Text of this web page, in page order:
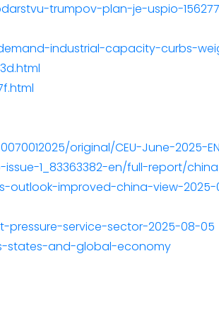
trumpov-plan-je-uspio-
industrial-capacity-curbs-
original/CEU-June-2025-
1_83363382-en/full-report/
outlook-improved-china-view-
service-sector-2025-08-05
states-and-global-economy